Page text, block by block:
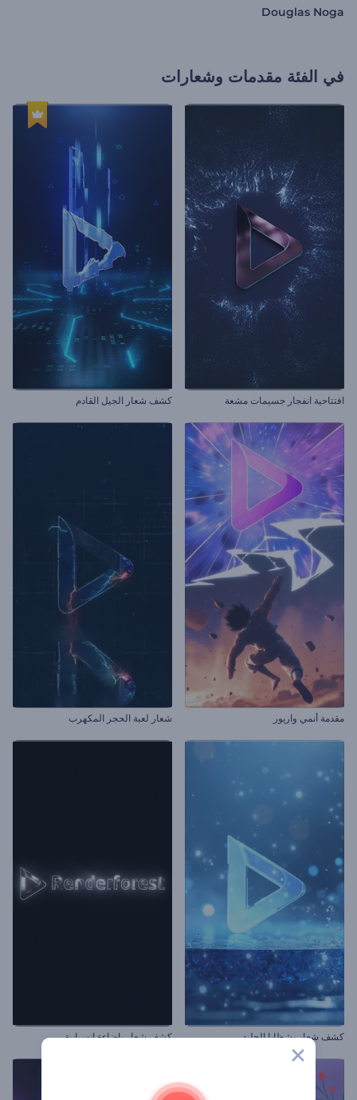
Douglas Noga
في الفئة مقدمات وشعارات
افتتاحية انفجار جسيمات مشعة كشف شعار الجيل القادم
مقدمة أنمي واريور شعار لعبة الحجر المكهرب
كشف شعار بشظايا الجليد كشف شعار بإضاءة انسيابية